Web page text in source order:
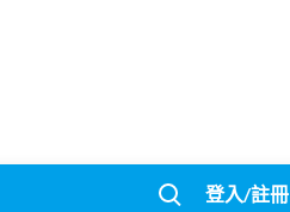
登入/註冊